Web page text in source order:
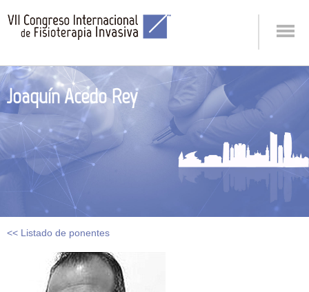
Joaquín Acedo Rey
<< Listado de ponentes